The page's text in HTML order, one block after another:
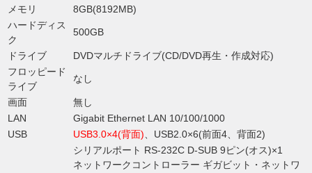
メモリ
8GB(8192MB)
ハードディス
ク
500GB
ドライブ
DVDマルチドライブ(CD/DVD再生・作成対応)
フロッピード
ライブ
なし
画面
無し
LAN
Gigabit Ethernet LAN 10/100/1000
USB
USB3.0×4(背面)、USB2.0×6(前面4、背面2)
シリアルポート RS-232C D-SUB 9ピン(オス)×1
ネットワークコントローラー ギガビット・ネットワ